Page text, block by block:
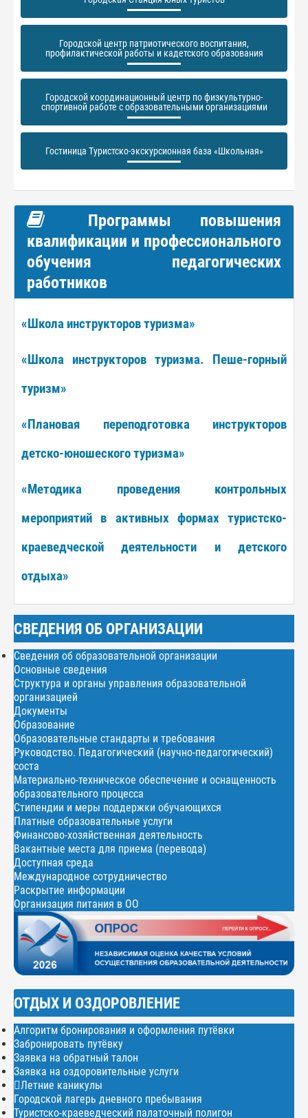
Городской центр патриотического воспитания,
профилактической работы и кадетского образования
Городской координационный центр по физкультурно-
спортивной работе с образовательными организациями
Гостиница Туристско-экскурсионная база «Школьная»
Программы повышения
квалификации и профессионального
обучения педагогических
работников
«Школа инструкторов туризма»
«Школа инструкторов туризма. Пеше-горный
туризм»
«Плановая переподготовка инструкторов
детско-юношеского туризма»
«Методика проведения контрольных
мероприятий в активных формах туристско-
краеведческой деятельности и детского
отдыха»
СВЕДЕНИЯ ОБ ОРГАНИЗАЦИИ
Сведения об образовательной организации
Основные сведения
Структура и органы управления образовательной
организацией
Документы
Образование
Образовательные стандарты и требования
Руководство. Педагогический (научно-педагогический)
соста
Материально-техническое обеспечение и оснащенность
образовательного процесса
Стипендии и меры поддержки обучающихся
Платные образовательные услуги
Финансово-хозяйственная деятельность
Вакантные места для приема (перевода)
Доступная среда
Международное сотрудничество
Раскрытие информации
Организация питания в ОО
ОТДЫХ И ОЗДОРОВЛЕНИЕ
Алгоритм бронирования и оформления путёвки
Забронировать путёвку
Заявка на обратный талон
Заявка на оздоровительные услуги
Летние каникулы
Городской лагерь дневного пребывания
Туристско-краеведческий палаточный полигон